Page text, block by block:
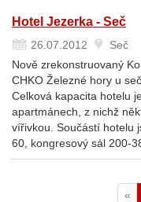
Hotel Jezerka - Seč
26.07.2012
Seč
Nově zrekonstruovaný
CHKO Železné hory u
Celková kapacita hotelu
apartmánech, z nichž
vířivkou. Součástí hotelu
60, kongresový sál 200-
«